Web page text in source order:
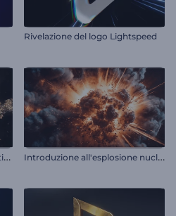
Rivelazione del logo Lightspeed
I
ntroduzione alle lussuose particelle dorate I
ntroduzione all'esplosione nucleare